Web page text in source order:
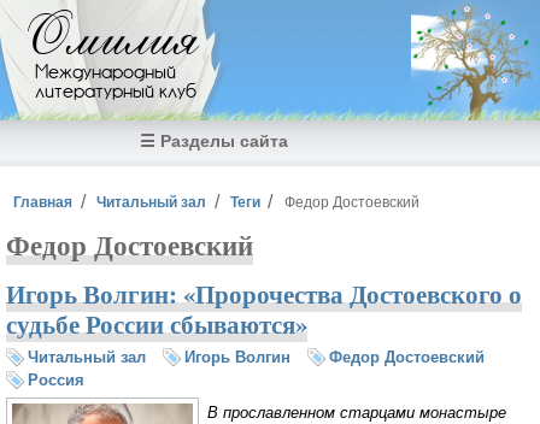
Перейти к основному содержанию
Омилия
Международный
литературный клуб
☰ Разделы сайта
Вы здесь
Главная Читальный зал Теги Федор Достоевский
Федор Достоевский
Игорь Волгин: «Пророчества Достоевского о
судьбе России сбываются»
Читальный зал Игорь Волгин
Федор Достоевский
Россия
В прославленном старцами монастыре